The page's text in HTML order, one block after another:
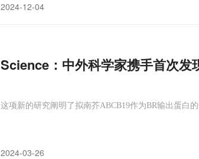
2024-12-04
Science：中外科学家携手首次发
这项新的研究阐明了拟南芥ABCB19作为BR输出蛋白
2024-03-26